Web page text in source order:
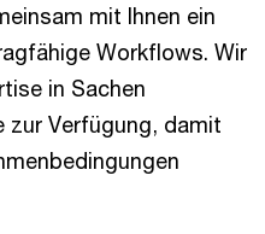
mit Ihnen ein
Workflows. Wir
in Sachen
zur Verfügung, damit